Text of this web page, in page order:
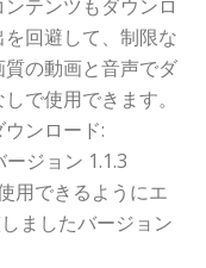
テンツもダウンロ
回避して、制限な
の動画と音声でダ
で使用できます。
ンロード:
ジョン 1.1.3
用できるようにエ
ましたバージョン